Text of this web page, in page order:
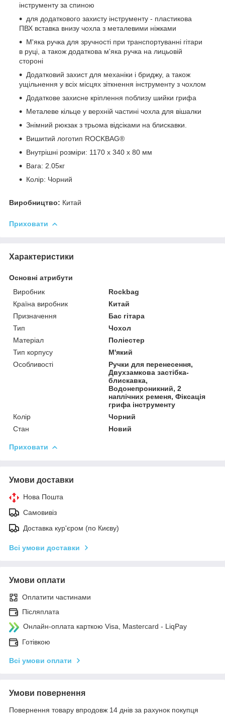
інструменту за спиною
для додаткового захисту інструменту - пластикова
ПВХ вставка внизу чохла з металевими ніжками
М'яка ручка для зручності при транспортуванні гітари
в руці, а також додаткова м'яка ручка на лицьовій
стороні
Додатковий захист для механіки і бриджу, а також
ущільнення у всіх місцях зіткнення інструменту з чохлом
Додаткове захисне кріплення поблизу шийки грифа
Металеве кільце у верхній частині чохла для вішалки
Знімний рюкзак з трьома відсіками на блискавки.
Вишитий логотип ROCKBAG®
Внутрішні розміри: 1170 х 340 х 80 мм
Вага: 2.05кг
Колір: Чорний
Виробництво: Китай
Приховати
Характеристики
Основні атрибути
Виробник
Rockbag
Країна виробник
Китай
Призначення
Бас гітара
Тип
Чохол
Матеріал
Поліестер
Тип корпусу
М'який
Особливості
Ручки для перенесення,
Двухзамкова застібка-
блискавка,
Водонепроникний, 2
наплічних ременя, Фіксація
грифа інструменту
Колір
Чорний
Стан
Новий
Приховати
Умови доставки
Нова Пошта
Самовивіз
Доставка кур'єром (по Києву)
Всі умови доставки
Умови оплати
Оплатити частинами
Післяплата
Онлайн-оплата карткою Visa, Mastercard - LiqPay
Готівкою
Всі умови оплати
Умови повернення
Повернення товару впродовж 14 днів за рахунок покупця